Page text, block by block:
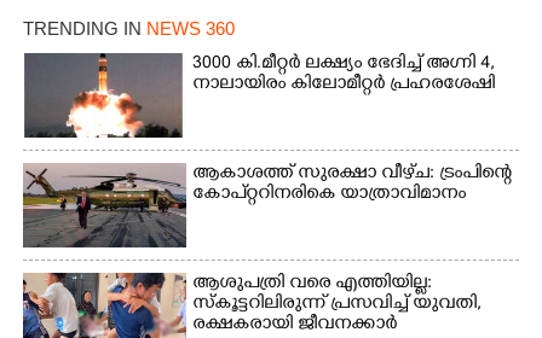
ത്ഭ്യം തെളിയിച്ച സ്ത്രീകളു
ടെ ചിത്രങ്ങൾ
ചുവരിൽ പതിപ്പിച്ചപ്പോൾ
TRENDING IN NEWS 360
3000 കി.മീറ്റർ ലക്ഷ്യം ഭേദിച്ച് അഗ്നി 4,
നാലായിരം കിലോമീറ്റർ പ്രഹരശേഷി
ആകാശത്ത് സുരക്ഷാ വീഴ്‌ച: ട്രംപിന്റെ
കോ‌പ്‌റ്ററിനരികെ യാത്രാവിമാനം
ആശുപത്രി വരെ എത്തിയില്ല:
സ്കൂട്ടറിലിരുന്ന് പ്രസവിച്ച് യുവതി,
രക്ഷകരായി ജീവനക്കാർ